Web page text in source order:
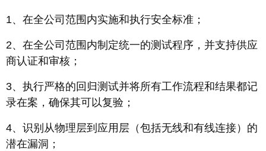
1、在全公司范围内实施和执行安全标准；
2、在全公司范围内制定统一的测试程序，并支持供应
商认证和审核；
3、执行严格的回归测试并将所有工作流程和结果都记
录在案，确保其可以复验；
4、识别从物理层到应用层（包括无线和有线连接）的
潜在漏洞；